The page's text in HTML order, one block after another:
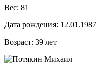
Вес: 81
Дата рождения: 12.01.1987
Возраст: 39 лет